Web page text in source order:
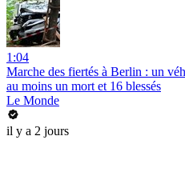
1:04
Marche des fiertés à Berlin : un
au moins un mort et 16 blessés
Le Monde
il y a 2 jours